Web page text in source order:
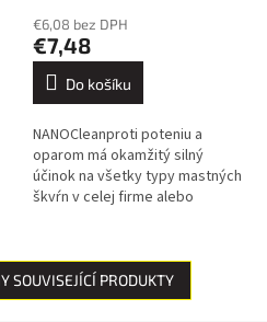
€6,08 bez DPH
€7,48
Do košíku
NANOCleanproti poteniu a
oparom má okamžitý silný
účinok na všetky typy mastných
škvŕn v celej firme alebo
mastných...
SOUVISEJÍCÍ PRODUKTY